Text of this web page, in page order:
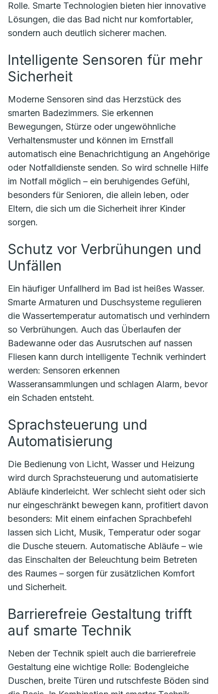
Rolle. Smarte Technologien bieten hier innovative
Lösungen, die das Bad nicht nur komfortabler,
sondern auch deutlich sicherer machen.
Intelligente Sensoren für mehr
Sicherheit
Moderne Sensoren sind das Herzstück des
smarten Badezimmers. Sie erkennen
Bewegungen, Stürze oder ungewöhnliche
Verhaltensmuster und können im Ernstfall
automatisch eine Benachrichtigung an Angehörige
oder Notfalldienste senden. So wird schnelle Hilfe
im Notfall möglich – ein beruhigendes Gefühl,
besonders für Senioren, die allein leben, oder
Eltern, die sich um die Sicherheit ihrer Kinder
sorgen.
Schutz vor Verbrühungen und
Unfällen
Ein häufiger Unfallherd im Bad ist heißes Wasser.
Smarte Armaturen und Duschsysteme regulieren
die Wassertemperatur automatisch und verhindern
so Verbrühungen. Auch das Überlaufen der
Badewanne oder das Ausrutschen auf nassen
Fliesen kann durch intelligente Technik verhindert
werden: Sensoren erkennen
Wasseransammlungen und schlagen Alarm, bevor
ein Schaden entsteht.
Sprachsteuerung und
Automatisierung
Die Bedienung von Licht, Wasser und Heizung
wird durch Sprachsteuerung und automatisierte
Abläufe kinderleicht. Wer schlecht sieht oder sich
nur eingeschränkt bewegen kann, profitiert davon
besonders: Mit einem einfachen Sprachbefehl
lassen sich Licht, Musik, Temperatur oder sogar
die Dusche steuern. Automatische Abläufe – wie
das Einschalten der Beleuchtung beim Betreten
des Raumes – sorgen für zusätzlichen Komfort
und Sicherheit.
Barrierefreie Gestaltung trifft
auf smarte Technik
Neben der Technik spielt auch die barrierefreie
Gestaltung eine wichtige Rolle: Bodengleiche
Duschen, breite Türen und rutschfeste Böden sind